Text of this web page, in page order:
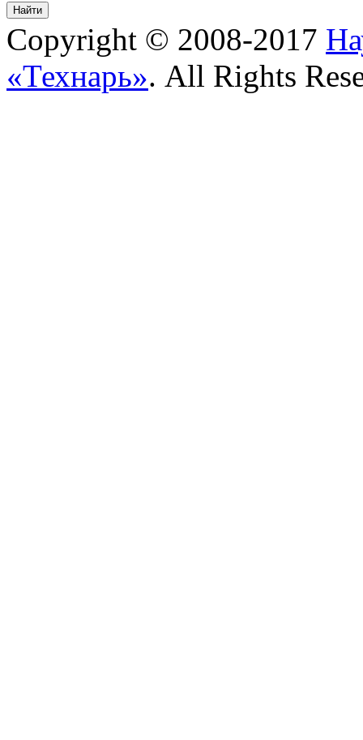
Copyright © 2008-2017
«Технарь». All Rights